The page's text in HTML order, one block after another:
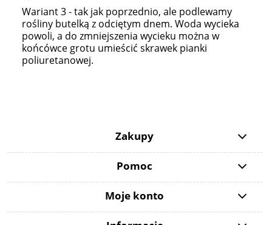
Wariant 3 - tak jak poprzednio, ale podlewamy
rośliny butelką z odciętym dnem. Woda wycieka
powoli, a do zmniejszenia wycieku można w
końcówce grotu umieścić skrawek pianki
poliuretanowej.
Zakupy
Pomoc
Moje konto